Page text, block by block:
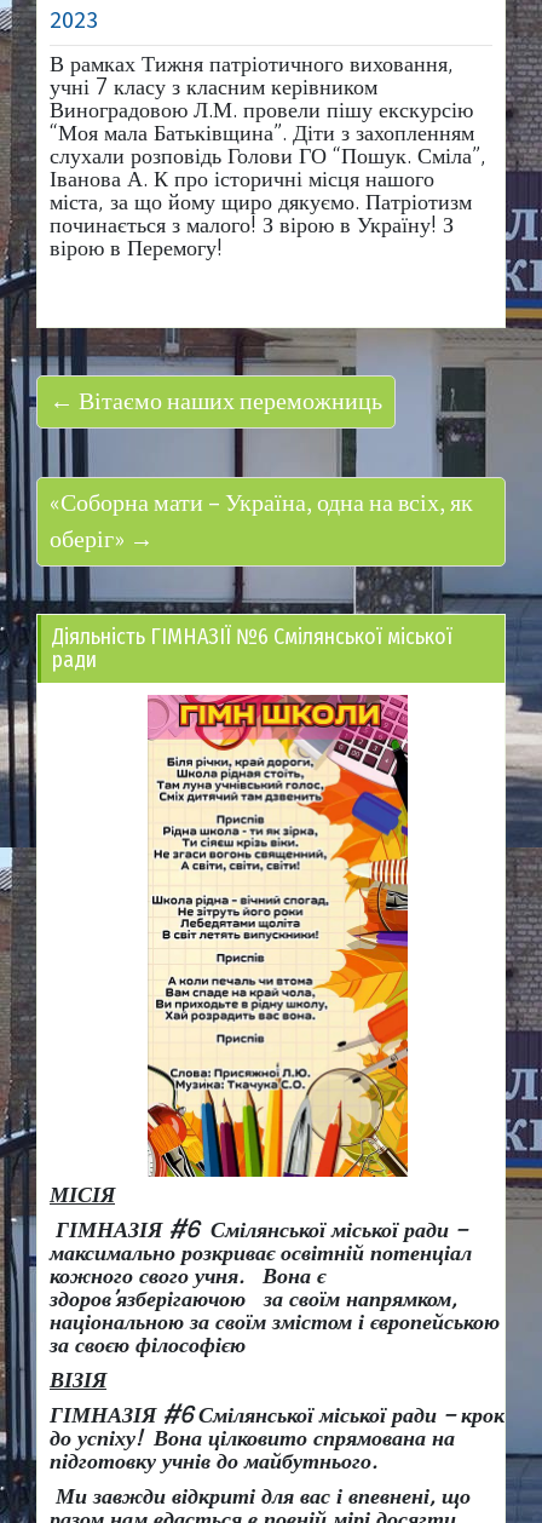
2023
В рамках Тижня патріотичного виховання,
учні 7 класу з класним керівником
Виноградовою Л.М. провели пішу екскурсію
“Моя мала Батьківщина”. Діти з захопленням
слухали розповідь Голови ГО “Пошук. Сміла”,
Іванова А. К про історичні місця нашого
міста, за що йому щиро дякуємо. Патріотизм
починається з малого! З вірою в Україну! З
вірою в Перемогу!
← Вітаємо наших переможниць
«Соборна мати – Україна, одна на всіх, як
оберіг» →
Діяльність ГІМНАЗІЇ №6 Смілянської міської
ради
МІСІЯ
ГІМНАЗІЯ #6 Смілянської міської ради –
максимально розкриває освітній потенціал
кожного свого учня.
Вона є
здоров’язберігаючою за своїм напрямком,
національною за своїм змістом і європейською
за своєю філософією
ВІЗІЯ
ГІМНАЗІЯ #6 Смілянської міської ради – крок
до успіху! Вона цілковито спрямована на
підготовку учнів до майбутнього.
Ми завжди відкриті для вас і впевнені, що